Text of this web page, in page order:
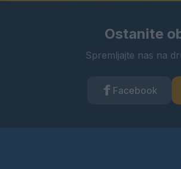
Ostanite
Spremljajte nas na
Facebook